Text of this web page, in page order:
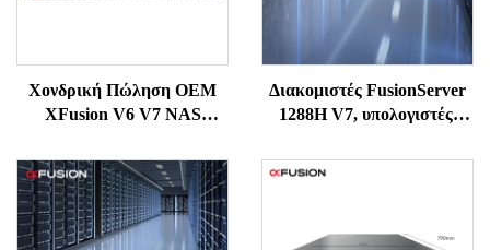
Χονδρική Πώληση OEM
XFusion V6 V7 NAS
GPU Cloud Servers
Περίβλημα Αποθήκευσης
2U Βάση 1U 24 PC 4
Δικτυακός Server
Διακομιστές FusionServer
1288H V7, υπολογιστές,
NAS, PC, GPU,
δικτύου, SSD, ράφι δικτύου,